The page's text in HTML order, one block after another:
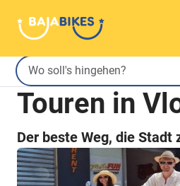
Touren in
Der beste Weg, die Stadt